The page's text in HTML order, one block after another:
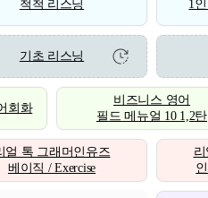
척척 리스닝 1
기초 리스닝
회화
비즈니스 영어
필드 메뉴얼 10 1,2탄
얼 톡 그래머인유즈
베이직 / Exercise